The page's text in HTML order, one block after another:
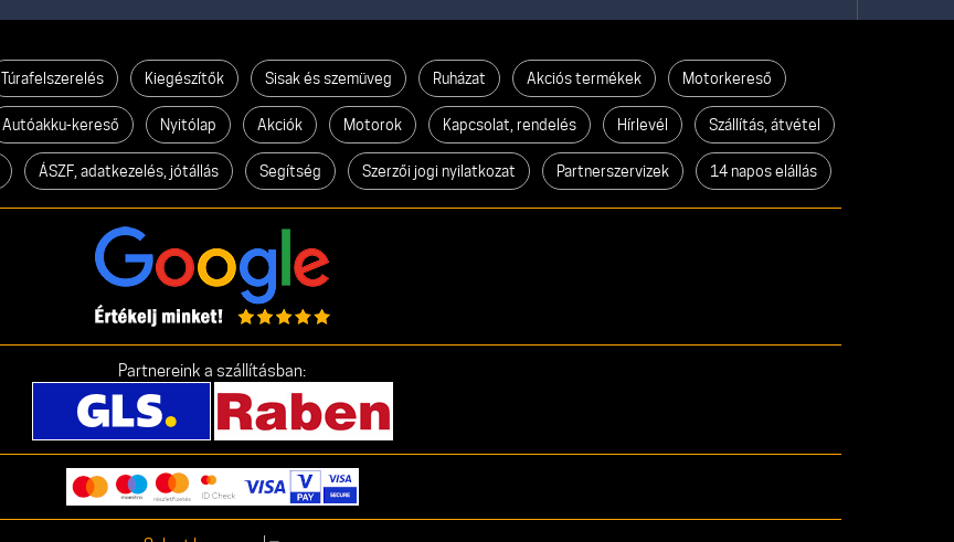
Túrafelszerelés Kiegészítők Sisak és szemüveg Ruházat Akciós termékek Motorkereső
Autóakku-kereső Nyitólap Akciók Motorok Kapcsolat, rendelés Hírlevél Szállítás, átvétel
ÁSZF, adatkezelés, jótállás Segítség Szerzői jogi nyilatkozat Partnerszervizek 14 napos elállás
Partnereink a szállításban: